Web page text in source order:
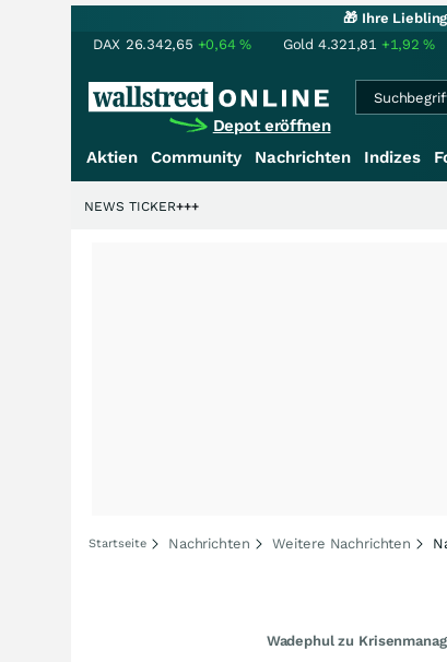
🎁 Ihre
DAX 26.342,65 +0,64% Gold 4.321,81 +1,92%
Depot eröffnen
Aktien Community Nachrichten Indizes
+++NEWS TICKER
Startseite Nachrichten Weitere Nachrichten
Wadephul zu